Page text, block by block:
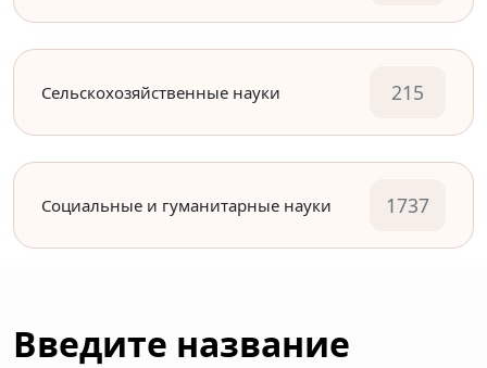
Сельскохозяйственные науки 215
Социальные и гуманитарные науки 1737
Введите название